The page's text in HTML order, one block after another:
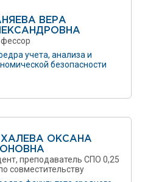
ВЕРА
учета, анализа и
безопасности
ОКСАНА
преподаватель СПО 0,25
совместительству